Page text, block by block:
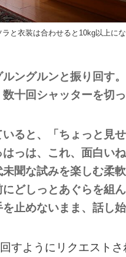
と衣装は合わせると10kg以上にな
ングルンと振り回す
十回シャッターを切っ
ると、「ちょっと見
っは、これ、面白い
聞な試みを楽しむ柔軟
どしっとあぐらを組
止めないまま、話し始
すようにリクエスト